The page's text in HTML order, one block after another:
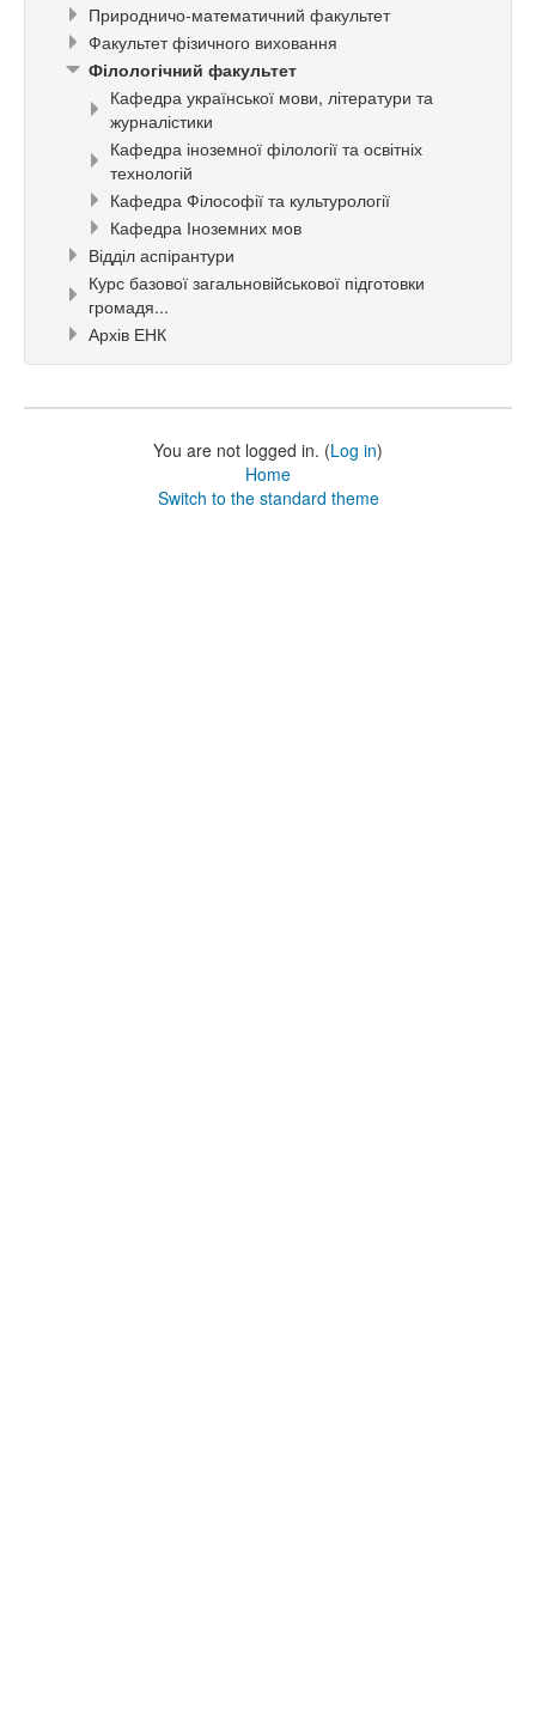
Природничо-математичний факультет
Факультет фізичного виховання
Філологічний факультет
Кафедра української мови, літератури та
журналістики
Кафедра іноземної філології та освітніх
технологій
Кафедра Філософії та культурології
Кафедра Іноземних мов
Відділ аспірантури
Курс базової загальновійськової підготовки
громадя...
Архів ЕНК
You are not logged in. (Log in)
Home
Switch to the standard theme